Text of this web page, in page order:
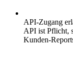
API-Zugang
API ist Pflicht,
Kunden-